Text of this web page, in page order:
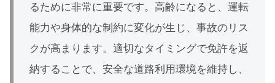
るために非常に重要です。高齢になると、運転
能力や身体的な制約に変化が生じ、事故のリス
クが高まります。適切なタイミングで免許を返
納することで、安全な道路利用環境を維持し、